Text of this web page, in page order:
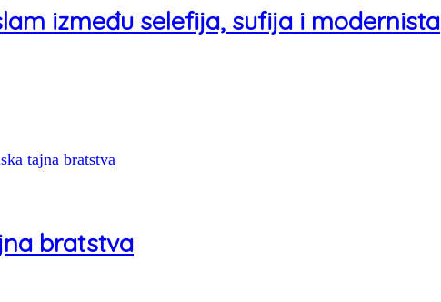
između selefija, sufija i modernista
bratstva